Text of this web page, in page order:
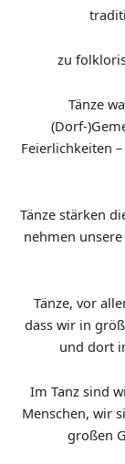
zu
Tänze
(Dorf-
Feierlichkeiten
Tänze stärken
nehmen
Tänze, vor
dass wir in
und dort
Im Tanz sind
Menschen, wir
großen